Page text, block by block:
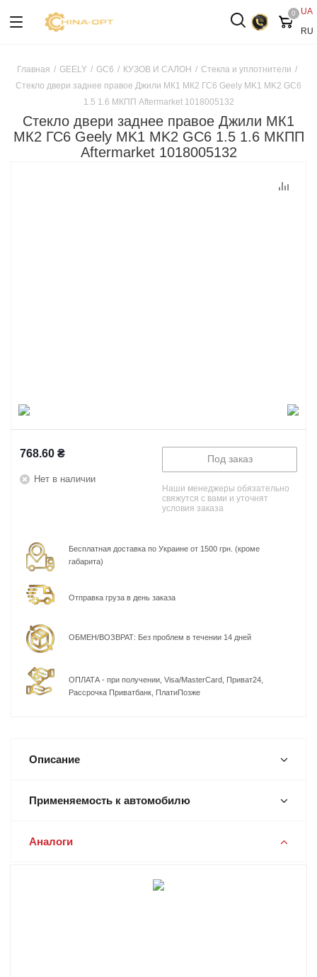
UA
RU
0
Главная / GEELY / GC6 / КУЗОВ И САЛОН / Стекла и уплотнители /
Стекло двери заднее правое Джили МК1 МК2 ГС6 Geely MK1 MK2 GC6
1.5 1.6 МКПП Aftermarket 1018005132
Стекло двери заднее правое Джили МК1
МК2 ГС6 Geely MK1 MK2 GC6 1.5 1.6 МКПП
Aftermarket 1018005132
768.60 ₴
Нет в наличии
Под заказ
Наши менеджеры обязательно
свяжутся с вами и уточнят
условия заказа
Бесплатная доставка по Украине от 1500 грн. (кроме
габарита)
Отправка груза в день заказа
ОБМЕН/ВОЗВРАТ: Без проблем в течении 14 дней
ОПЛАТА - при получении, Visa/MasterCard, Приват24,
Рассрочка Приватбанк, ПлатиПозже
Описание
Применяемость к автомобилю
Аналоги